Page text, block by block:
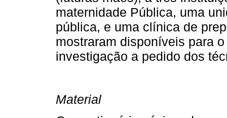
maternidade Pública, uma
pública, e uma clínica de
mostraram disponíveis para
investigação a pedido dos
Material